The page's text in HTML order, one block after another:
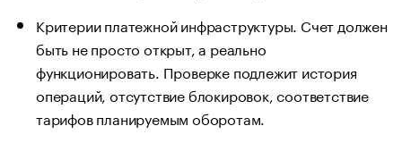
Критерии платежной инфраструктуры. Счет должен
быть не просто открыт, а реально
функционировать. Проверке подлежит история
операций, отсутствие блокировок, соответствие
тарифов планируемым оборотам.